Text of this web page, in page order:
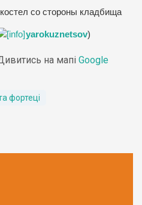
со стороны кладбища
yarokuznetsov)
на мапі Google
фортеці